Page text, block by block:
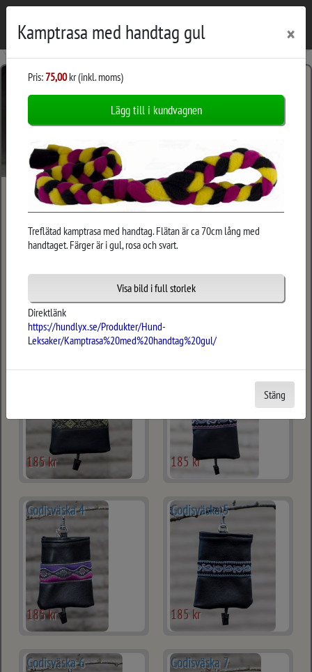
Produkter -
Leksaker
Belöningskudde
95 kr
Godisväska 1
185 kr
185 kr 185 kr
Godisväska 4
185 kr
Godisväska 5
185 kr
Godisväska 6 Godisväska 7
|
Kamptrasa med handtag gul ×
Pris:75,00kr (inkl. moms)
Lägg till i kundvagnen
Treflätad kamptrasa med handtag. Flätan är ca 70cm lång med
handtaget. Färger är i gul, rosa och svart.
Visa bild i full storlek
Direktlänk
https://hundlyx.se/Produkter/Hund-
Leksaker/Kamptrasa%20med%20handtag%20gul/
Stäng